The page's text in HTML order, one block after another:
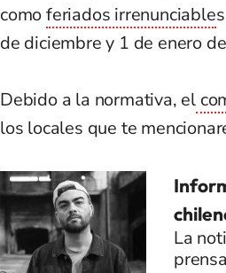
comoferiados irrenunciable
de diciembre y 1 de enero
Debido a la normativa, el
los locales que te
La